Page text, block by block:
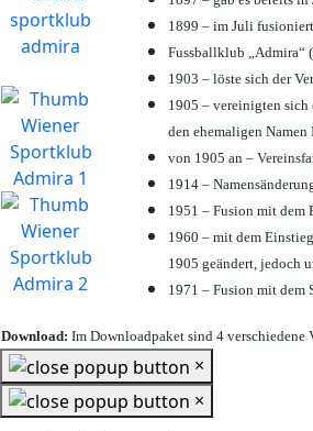
1899 – im Juli
Fussballklub „Admira“
1903 – löste sich der
1905 – vereinigten sich
den ehemaligen
von 1905 an –
1914 –
1951 – Fusion mit dem
1960 – mit dem
1905 geändert, jedoch
1971 – Fusion mit dem
Download: Im Downloadpaket sind 4 verschiedene
×
×